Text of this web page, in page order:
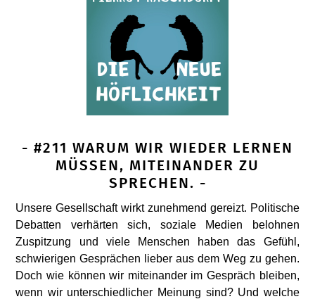
- #211 WARUM WIR WIEDER LERNEN
MÜSSEN, MITEINANDER ZU
SPRECHEN. -
Unsere Gesellschaft wirkt zunehmend gereizt. Politische
Debatten verhärten sich, soziale Medien belohnen
Zuspitzung und viele Menschen haben das Gefühl,
schwierigen Gesprächen lieber aus dem Weg zu gehen.
Doch wie können wir miteinander im Gespräch bleiben,
wenn wir unterschiedlicher Meinung sind? Und welche